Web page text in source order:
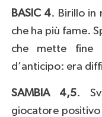
BASIC 4. Birillo in
che ha più fame.
che mette fine
d’anticipo: era
SAMBIA 4,5.
giocatore